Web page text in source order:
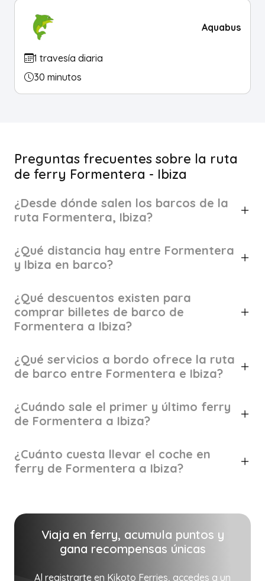
Aquabus
1 travesía diaria
30 minutos
Preguntas frecuentes sobre la ruta
de ferry Formentera - Ibiza
¿Desde dónde salen los barcos de la
ruta Formentera, Ibiza?
¿Qué distancia hay entre Formentera
y Ibiza en barco?
¿Qué descuentos existen para
comprar billetes de barco de
Formentera a Ibiza?
¿Qué servicios a bordo ofrece la ruta
de barco entre Formentera e Ibiza?
¿Cuándo sale el primer y último ferry
de Formentera a Ibiza?
¿Cuánto cuesta llevar el coche en
ferry de Formentera a Ibiza?
Viaja en ferry, acumula puntos y
gana recompensas únicas
Al registrarte en Kikoto Ferries, accedes a un